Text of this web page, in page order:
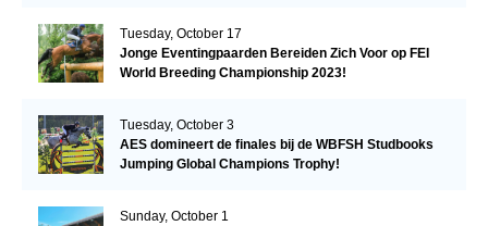
Tuesday, October 17
Jonge Eventingpaarden Bereiden Zich Voor op FEI
World Breeding Championship 2023!
Tuesday, October 3
AES domineert de finales bij de WBFSH Studbooks
Jumping Global Champions Trophy!
Sunday, October 1